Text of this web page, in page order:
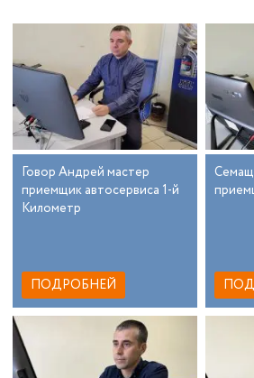
Говор Андрей мастер
приемщик автосервиса 1-й
Километр
ПОДРОБНЕЙ